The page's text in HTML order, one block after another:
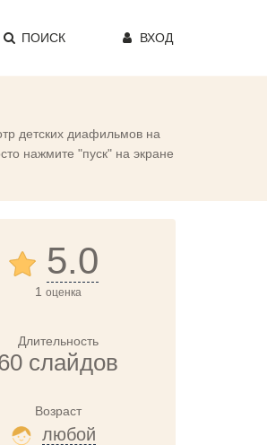
ПОИСК ВХОД
детских диафильмов на
нажмите "пуск" на экране
5.0
1 оценка
Длительность
слайдов
Возраст
любой